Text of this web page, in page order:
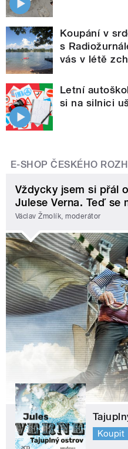
Koupání v
s
vás v létě
Letní
si na silnici
E-SHOP ČESKÉHO
Vždycky jsem si přál
Julese Verna. Teď se
Václav Žmolík, moderátor
Koupit